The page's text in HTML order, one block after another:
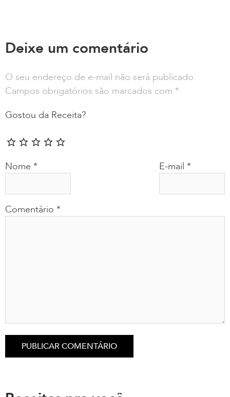
Deixe um comentário
O seu endereço de e-mail não será publicado.
Campos obrigatórios são marcados com *
Gostou da Receita?
Comentário *
Nome * E-mail *